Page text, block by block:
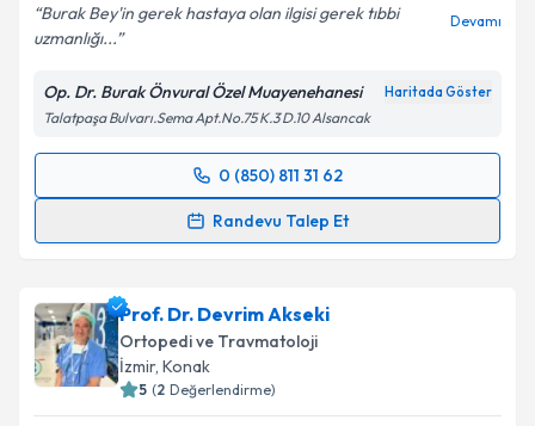
Metni'ni okudum ve kişisel verilerimin belirtilen
kapsamda işlenmesini kabul ediyorum.
Takvim Talebini Gönder
Burak Bey'in gerek hastaya olan ilgisi gerek tıbbi
uzmanlığı...
Devamı
Op. Dr. Burak Önvural Özel Muayenehanesi Haritada Göster
Talatpaşa Bulvarı.Sema Apt.No.75 K.3 D.10 Alsancak
0 (850) 811 31 62
Randevu Talep Et
Randevu Takvimi Talebi
takvim hazırlandığında e-posta ile bilgilendireceğiz.
E-posta Adresiniz
Prof. Dr. Devrim Akseki
Ortopedi ve Travmatoloji
İzmir, Konak
5 (2 Değerlendirme)